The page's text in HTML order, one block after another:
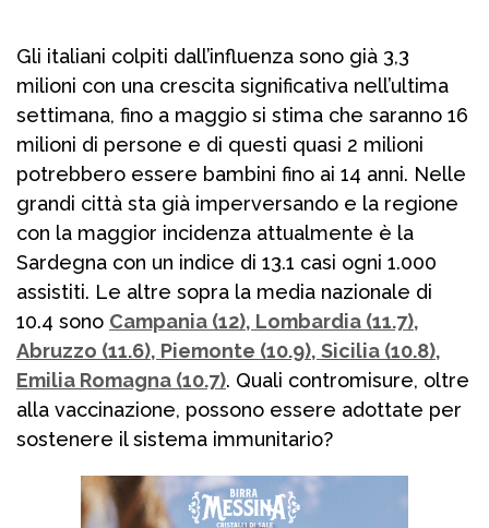
Gli italiani colpiti dall’influenza sono già 3,3
milioni con una crescita significativa nell’ultima
settimana, fino a maggio si stima che saranno 16
milioni di persone e di questi quasi 2 milioni
potrebbero essere bambini fino ai 14 anni. Nelle
grandi città sta già imperversando e la regione
con la maggior incidenza attualmente è la
Sardegna con un indice di 13.1 casi ogni 1.000
assistiti. Le altre sopra la media nazionale di
10.4 sono Campania (12), Lombardia (11.7),
Abruzzo (11.6), Piemonte (10.9), Sicilia (10.8),
Emilia Romagna (10.7). Quali contromisure, oltre
alla vaccinazione, possono essere adottate per
sostenere il sistema immunitario?